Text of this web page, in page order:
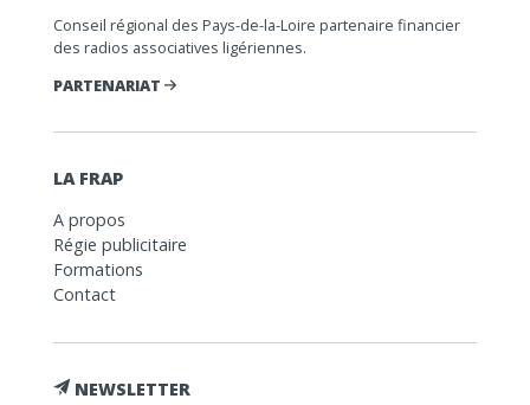
Conseil régional des Pays-de-la-Loire partenaire financier
des radios associatives ligériennes.
PARTENARIAT
LA FRAP
A propos
Régie publicitaire
Formations
Contact
NEWSLETTER